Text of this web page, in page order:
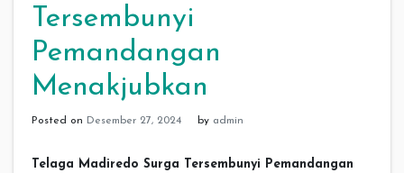
Tersembunyi
Pemandangan
Menakjubkan
Posted on Desember 27, 2024 by admin
Telaga Madiredo Surga Tersembunyi Pemandangan